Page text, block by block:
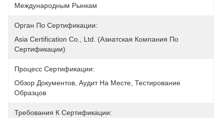
Международным Рынкам
Орган По Сертификации:
Asia Certification Co., Ltd. (Азиатская Компания По
Сертификации)
Процесс Сертификации:
Обзор Документов, Аудит На Месте, Тестирование
Образцов
Требования К Сертификации: